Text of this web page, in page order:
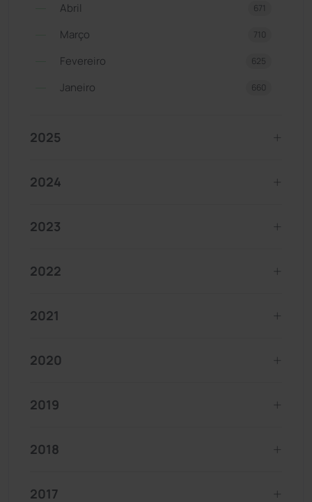
Abril 671
Março 710
Fevereiro 625
Janeiro 660
2025
2024
2023
2022
2021
2020
2019
2018
2017